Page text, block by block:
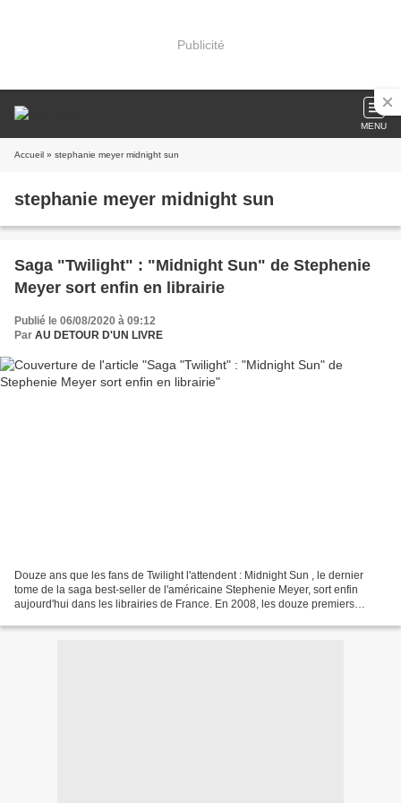
Publicité
MENU
Accueil » stephanie meyer midnight sun
stephanie meyer midnight sun
Saga "Twilight" : "Midnight Sun" de Stephenie
Meyer sort enfin en librairie
Publié le 06/08/2020 à 09:12
Par AU DETOUR D'UN LIVRE
Douze ans que les fans de Twilight l'attendent : Midnight Sun , le dernier
tome de la saga best-seller de l'américaine Stephenie Meyer, sort enfin
aujourd'hui dans les librairies de France. En 2008, les douze premiers